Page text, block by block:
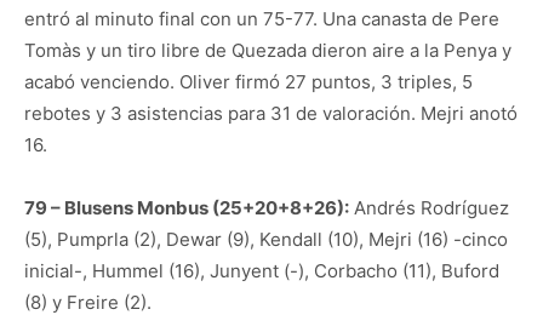
entró al minuto final con un 75-77. Una canasta de Pere
Tomàs y un tiro libre de Quezada dieron aire a la Penya y
acabó venciendo. Oliver firmó 27 puntos, 3 triples, 5
rebotes y 3 asistencias para 31 de valoración. Mejri anotó
16.
79 – Blusens Monbus (25+20+8+26): Andrés Rodríguez
(5), Pumprla (2), Dewar (9), Kendall (10), Mejri (16) -cinco
inicial-, Hummel (16), Junyent (-), Corbacho (11), Buford
(8) y Freire (2).